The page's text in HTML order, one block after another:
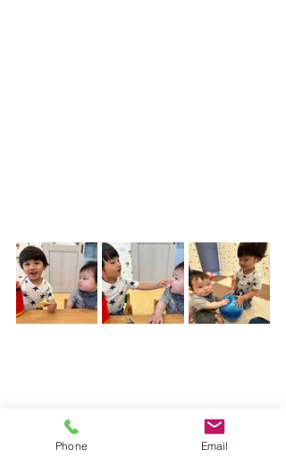
今日の給食は……
Phone Email